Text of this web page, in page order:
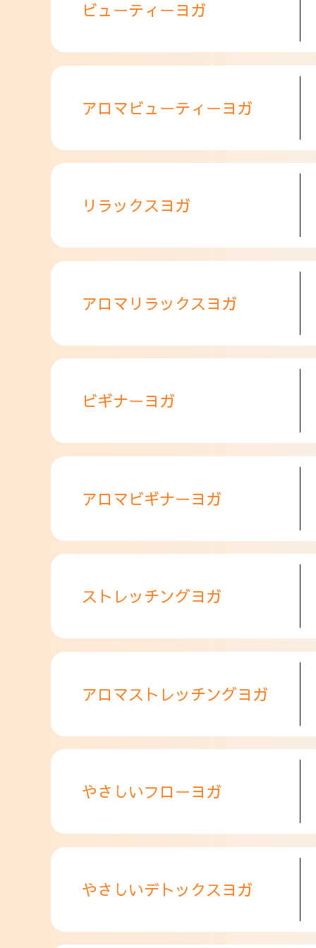
ビューティーヨガ
アロマビューティーヨガ
リラックスヨガ
アロマリラックスヨガ
ビギナーヨガ
アロマビギナーヨガ
ストレッチングヨガ
アロマストレッチングヨガ
やさしいフローヨガ
やさしいデトックスヨガ